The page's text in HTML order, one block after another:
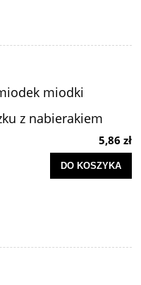
miodki
z nabierakiem
5,86 zł
DO KOSZYKA